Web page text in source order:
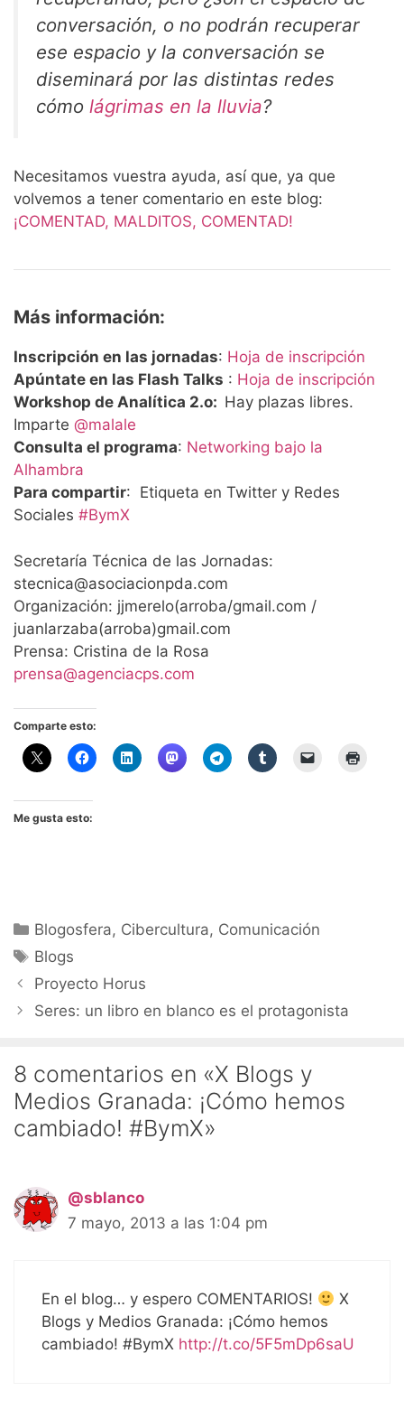
conversación, o no podrán recuperar
ese espacio y la conversación se
diseminará por las distintas redes
cómo lágrimas en la lluvia?
Necesitamos vuestra ayuda, así que, ya que
volvemos a tener comentario en este blog:
¡COMENTAD, MALDITOS, COMENTAD!
Más información:
Inscripción en las jornadas: Hoja de inscripción
Apúntate en las Flash Talks : Hoja de inscripción
Workshop de Analítica 2.o: Hay plazas libres.
Imparte @malale
Consulta el programa: Networking bajo la
Alhambra
Para compartir: Etiqueta en Twitter y Redes
Sociales #BymX
Secretaría Técnica de las Jornadas:
stecnica@asociacionpda.com
Organización: jjmerelo(arroba/gmail.com /
juanlarzaba(arroba)gmail.com
Prensa: Cristina de la Rosa
prensa@agenciacps.com
Comparte esto:
Me gusta esto:
Categorías
Blogosfera, Cibercultura, Comunicación
Etiquetas
Blogs
Proyecto Horus
Seres: un libro en blanco es el protagonista
8 comentarios en «X Blogs y
Medios Granada: ¡Cómo hemos
cambiado! #BymX»
@sblanco
7 mayo, 2013 a las 1:04 pm
En el blog… y espero COMENTARIOS!
X
Blogs y Medios Granada: ¡Cómo hemos
cambiado! #BymX http://t.co/5F5mDp6saU